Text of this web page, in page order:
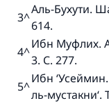
^
3
Аль-Бухути.
614.
^
4
Ибн Муфлих.
3. С. 277.
^
5
Ибн
ль-мустакни‘.